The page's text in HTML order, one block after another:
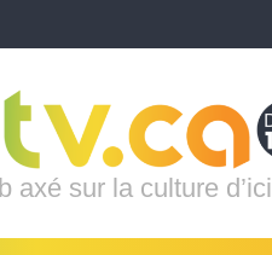
axé sur la culture d’ici